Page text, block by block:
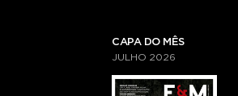
CAPA DO MÊS
JULHO 2026